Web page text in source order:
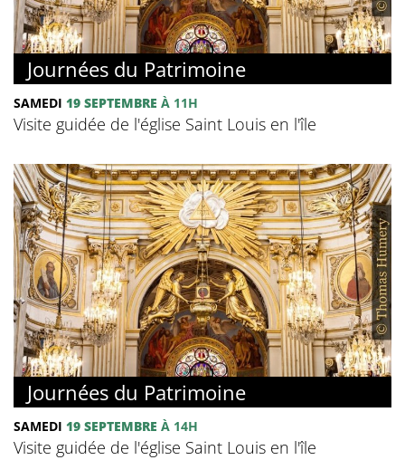
Journées du Patrimoine
SAMEDI 19 SEPTEMBRE À 11H
Visite guidée de l'église Saint Louis en l'île
Journées du Patrimoine
SAMEDI 19 SEPTEMBRE À 14H
Visite guidée de l'église Saint Louis en l'île